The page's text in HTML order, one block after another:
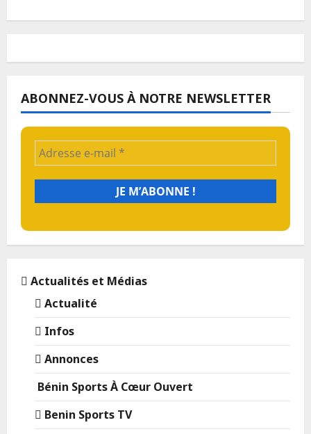
ABONNEZ-VOUS À NOTRE NEWSLETTER
Actualités et Médias
Actualité
Infos
Annonces
Bénin Sports À Cœur Ouvert
Benin Sports TV